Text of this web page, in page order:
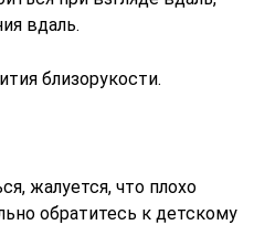
вдаль.
близорукости.
жалуется, что плохо
обратитесь к детскому